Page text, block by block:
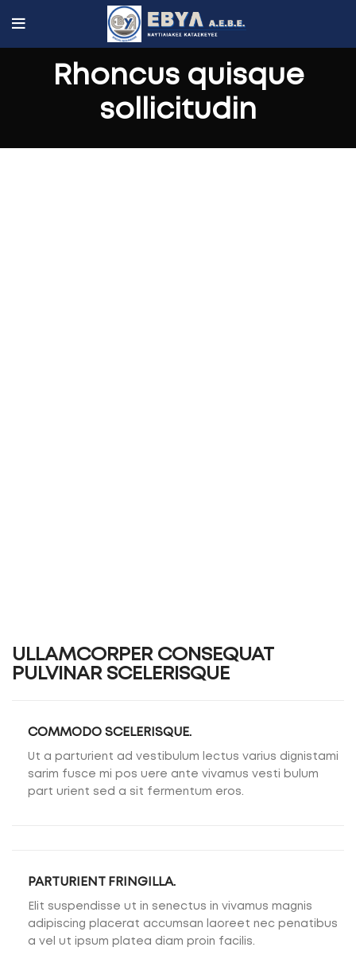
Rhoncus quisque
sollicitudin
ULLAMCORPER CONSEQUAT
PULVINAR SCELERISQUE
COMMODO SCELERISQUE.
Ut a parturient ad vestibulum lectus varius dignistami
sarim fusce mi pos uere ante vivamus vesti bulum
part urient sed a sit fermentum eros.
PARTURIENT FRINGILLA.
Elit suspendisse ut in senectus in vivamus magnis
adipiscing placerat accumsan laoreet nec penatibus
a vel ut ipsum platea diam proin facilis.